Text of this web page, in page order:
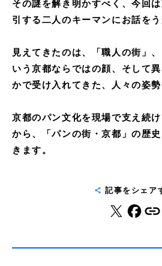
その謎を解き明かすべく、今回
引する二人のキーマンにお話をう
見えてきたのは、「職人の街」
いう京都ならではの顔、そして
かで受け入れてきた、人々の姿勢
京都のパン文化を現場で支え続
から、「パンの街・京都」の歴
きます。
記事をシェア